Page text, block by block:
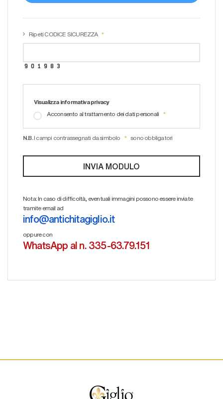
Ripeti CODICE SICUREZZA
Visualizza informativa privacy
Acconsento al trattamento dei dati personali
N.B. I campi contrassegnati da simbolo sono obbligatori
Nota: In caso di difficoltà, eventuali immagini possono essere inviate
tramite email ad
info@antichitagiglio.it
oppure con
WhatsApp al n. 335-63.79.151